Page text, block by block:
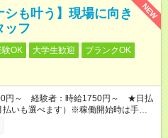
NEW
シも叶う】現場に向き
ッフ
験OK 大学生歓迎
ブランクOK
円～ 経験者：時給1750円～ ★日払
いも選べます）※稼働開始時は手続き
ます。